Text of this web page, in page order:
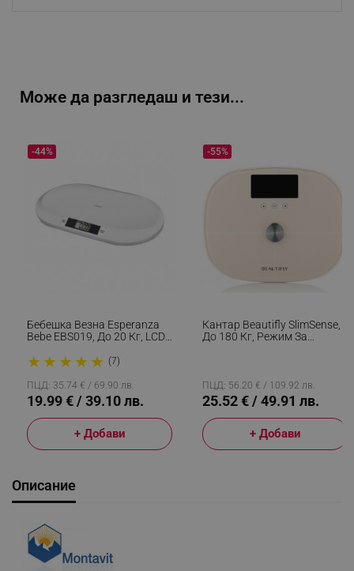
Може да разгледаш и тези...
Бебешка Везна Esperanza
Bebe EBS019, До 20 Кг, LCD
★ ★ ★ ★ ★ (7)
-44%
ПЦД: 35.74 € / 69.90 лв.
19.99 € / 39.10 лв.
+ Добави
Кантар Beautifly SlimSense,
До 180 Кг, Режим За
Телесен Състав, Бежов
-55%
ПЦД: 56.20 € / 109.92 лв.
25.52 € / 49.91 лв.
+ Добави
Описание